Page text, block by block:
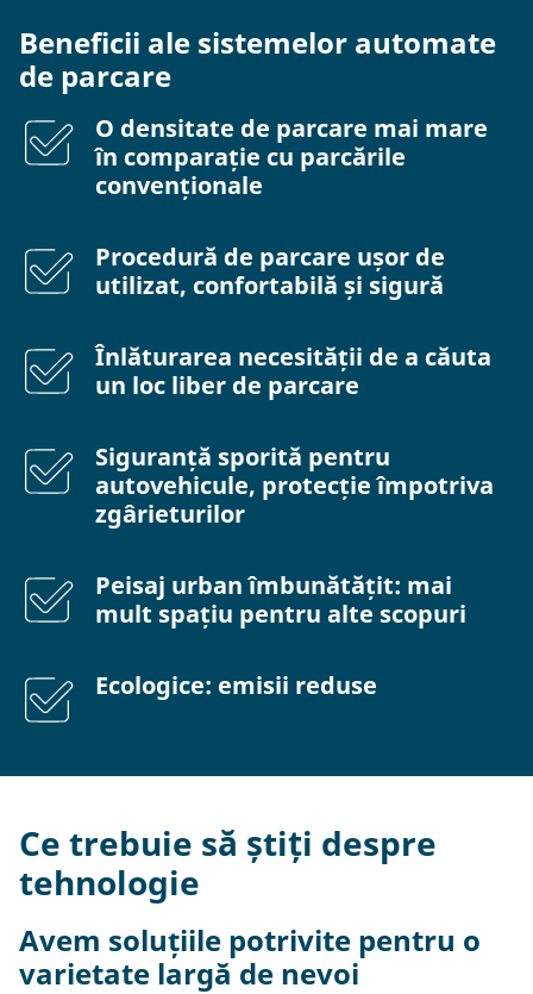
Beneficii ale sistemelor automate
de parcare
O densitate de parcare mai mare
în comparație cu parcările
convenționale
Procedură de parcare ușor de
utilizat, confortabilă și sigură
Înlăturarea necesității de a căuta
un loc liber de parcare
Siguranță sporită pentru
autovehicule, protecție împotriva
zgârieturilor
Peisaj urban îmbunătățit: mai
mult spațiu pentru alte scopuri
Ecologice: emisii reduse
Ce trebuie să știți despre
tehnologie
Avem soluțiile potrivite pentru o
varietate largă de nevoi